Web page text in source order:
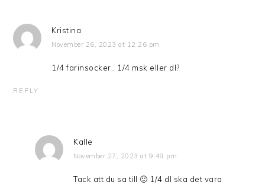
Kristina
November 26, 2023 at 12:26 pm
1/4 farinsocker.. 1/4 msk eller dl?
REPLY
Kalle
November 27, 2023 at 9:49 pm
Tack att du sa till 🙂 1/4 dl ska det vara